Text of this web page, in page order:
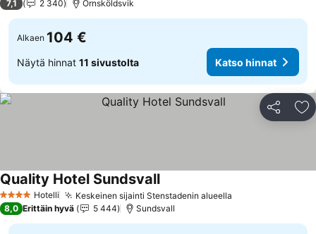
7,1 2 340 Örnsköldsvik
Alkaen 104 €
Näytä hinnat 11 sivustolta Katso hinnat
Jaa
4 Tähtiluokitus
Hotelli Keskeinen sijainti Stenstadenin alueella
Quality Hotel SundsvallKatso hinnat
8,0 Erittäin hyvä 5 444 Sundsvall